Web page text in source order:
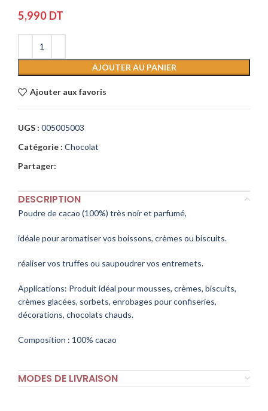
5,990 DT
AJOUTER AU PANIER
Ajouter aux favoris
UGS : 005005003
Catégorie : Chocolat
Partager:
DESCRIPTION
Poudre de cacao (100%) très noir et parfumé,
idéale pour aromatiser vos boissons, crèmes ou biscuits.
réaliser vos truffes ou saupoudrer vos entremets.
Applications: Produit idéal pour mousses, crèmes, biscuits,
crèmes glacées, sorbets, enrobages pour confiseries,
décorations, chocolats chauds.
Composition : 100% cacao
MODES DE LIVRAISON